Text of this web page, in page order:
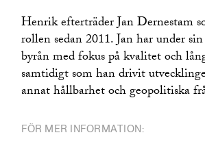
Henrik efterträder Jan Dernestam
rollen sedan 2011. Jan har under
byrån med fokus på kvalitet och
samtidigt som han drivit
annat hållbarhet och geopolitiska
FÖR MER INFORMATION: